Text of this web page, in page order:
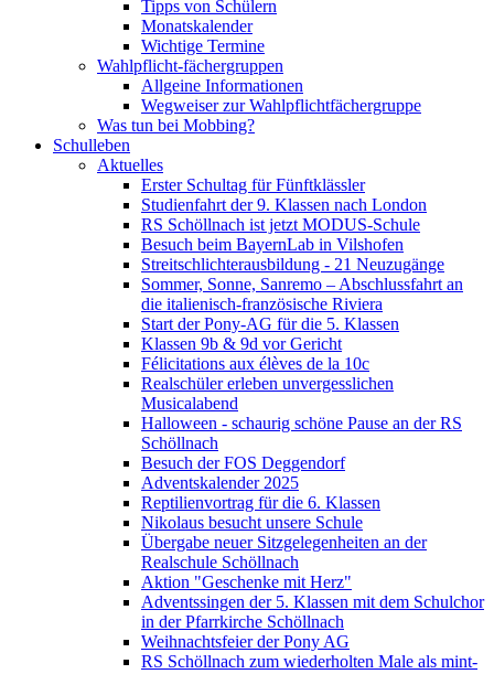
Tipps von Schülern
Monatskalender
Wichtige Termine
Wahlpflicht-fächergruppen
Allgeine Informationen
Wegweiser zur Wahlpflichtfächergruppe
Was tun bei Mobbing?
Schulleben
Aktuelles
Erster Schultag für Fünftklässler
Studienfahrt der 9. Klassen nach London
RS Schöllnach ist jetzt MODUS-Schule
Besuch beim BayernLab in Vilshofen
Streitschlichterausbildung - 21 Neuzugänge
Sommer, Sonne, Sanremo – Abschlussfahrt an
die italienisch-französische Riviera
Start der Pony-AG für die 5. Klassen
Klassen 9b & 9d vor Gericht
Félicitations aux élèves de la 10c
Realschüler erleben unvergesslichen
Musicalabend
Halloween - schaurig schöne Pause an der RS
Schöllnach
Besuch der FOS Deggendorf
Adventskalender 2025
Reptilienvortrag für die 6. Klassen
Nikolaus besucht unsere Schule
Übergabe neuer Sitzgelegenheiten an der
Realschule Schöllnach
Aktion "Geschenke mit Herz"
Adventssingen der 5. Klassen mit dem Schulchor
in der Pfarrkirche Schöllnach
Weihnachtsfeier der Pony AG
RS Schöllnach zum wiederholten Male als mint-